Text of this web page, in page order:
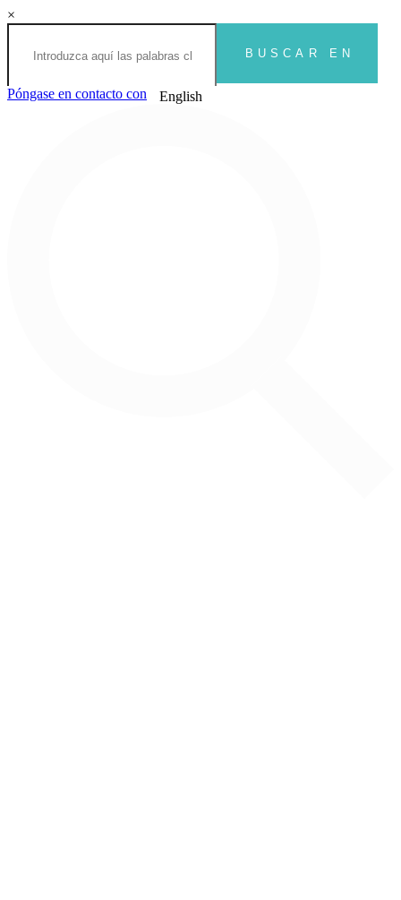
×
Póngase en contacto con English